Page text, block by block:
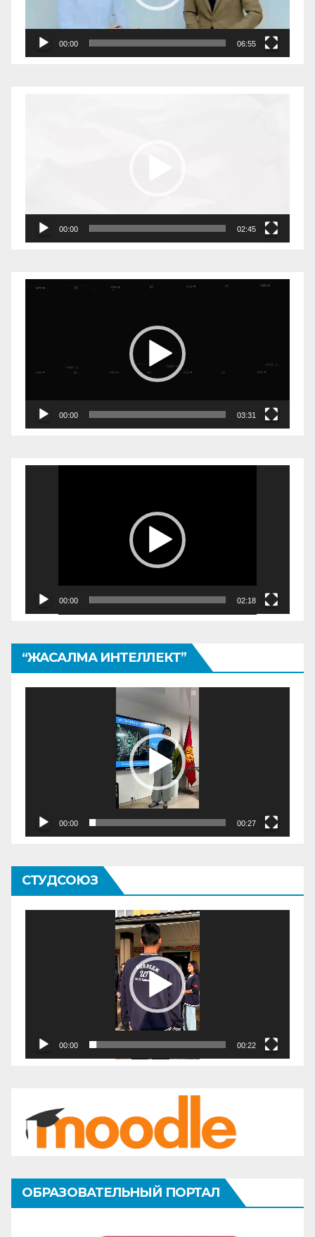
00:00 06:55
00:00 02:45
Видеоплеер
00:00 03:31
00:00 02:18
“ЖАСАЛМА ИНТЕЛЛЕКТ”
00:00 00:27
СТУДСОЮЗ
00:00 00:22
ОБРАЗОВАТЕЛЬНЫЙ ПОРТАЛ